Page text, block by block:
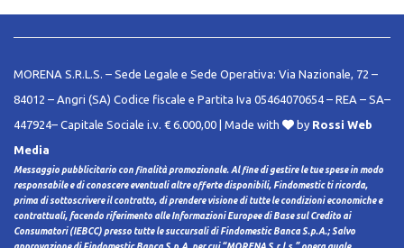
MORENA S.R.L.S. – Sede Legale e Sede Operativa: Via Nazionale, 72 –
84012 – Angri (SA) Codice fiscale e Partita Iva 05464070654 – REA – SA–
447924– Capitale Sociale i.v. € 6.000,00 | Made with
by Rossi Web
Media
Messaggio pubblicitario con finalità promozionale. Al fine di gestire le tue spese in modo
responsabile e di conoscere eventuali altre offerte disponibili, Findomestic ti ricorda,
prima di sottoscrivere il contratto, di prendere visione di tutte le condizioni economiche e
contrattuali, facendo riferimento alle Informazioni Europee di Base sul Credito ai
Consumatori (IEBCC) presso tutte le succursali di Findomestic Banca S.p.A.; Salvo